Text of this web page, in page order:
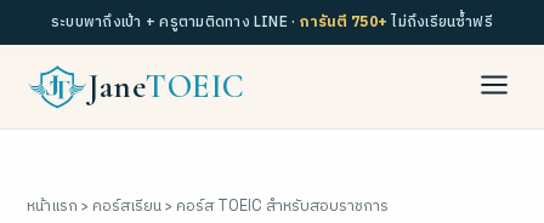
ระบบพาถึงเป้า + ครูตามติดทาง LINE · การันตี 750+ ไม่ถึงเรียนซ้ำฟรี
JaneTOEIC
หน้าแรก › คอร์สเรียน› คอร์ส TOEIC สำหรับสอบราชการ